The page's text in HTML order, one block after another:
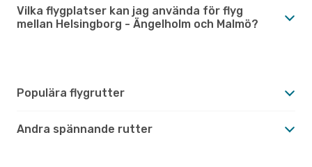
Vilka flygplatser kan jag använda för flyg
mellan Helsingborg - Ängelholm och Malmö?
Populära flygrutter
Andra spännande rutter